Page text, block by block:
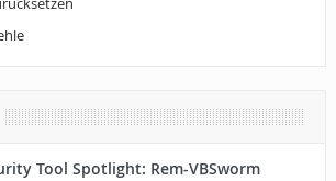
Tool Spotlight: Rem-VBSworm